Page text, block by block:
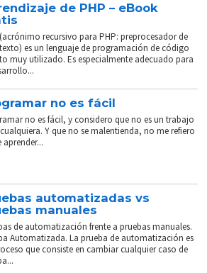
de PHP – eBook
recursivo para PHP: preprocesador de
es un lenguaje de programación de código
muy utilizado. Es especialmente adecuado para
no es fácil
no es fácil, y considero que no es un trabajo
Y que no se malentienda, no me refiero
aprender...
automatizadas vs
manuales
de automatización frente a pruebas manuales.
Automatizada. La prueba de automatización es
que consiste en cambiar cualquier caso de